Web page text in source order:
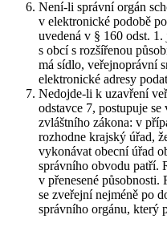
Není-li správní orgán
v elektronické podobě
uvedená v § 160 odst.
s obcí s rozšířenou
má sídlo, veřejnoprávní
elektronické adresy
Nedojde-li k uzavření
odstavce 7, postupuje
zvláštního zákona: v
rozhodne krajský úřad,
vykonávat obecní úřad
správního obvodu patří.
v přenesené působnosti.
se zveřejní nejméně po
správního orgánu, který